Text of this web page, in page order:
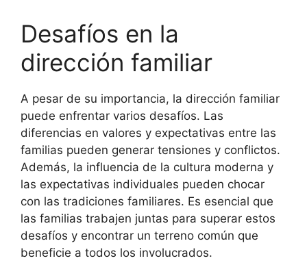
Desafíos en la
dirección familiar
A pesar de su importancia, la dirección familiar
puede enfrentar varios desafíos. Las
diferencias en valores y expectativas entre las
familias pueden generar tensiones y conflictos.
Además, la influencia de la cultura moderna y
las expectativas individuales pueden chocar
con las tradiciones familiares. Es esencial que
las familias trabajen juntas para superar estos
desafíos y encontrar un terreno común que
beneficie a todos los involucrados.